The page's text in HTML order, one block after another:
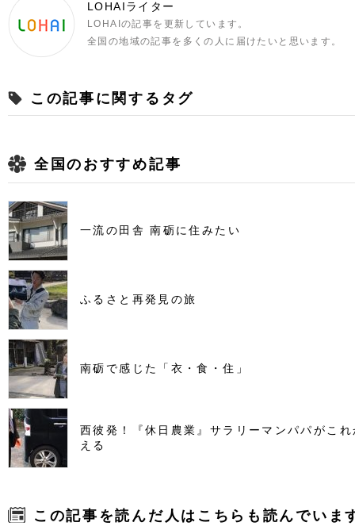
LOHAIライター
LOHAIの記事を更新しています。
全国の地域の記事を多くの人に届けたいと思います。
この記事に関するタグ
全国のおすすめ記事
一流の田舎 南砺に住みたい
ふるさと再発見の旅
南砺で感じた「衣・食・住」
西彼発！『休日農業』サラリーマンパパがこ
える
この記事を読んだ人はこちらも読んでいま